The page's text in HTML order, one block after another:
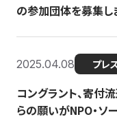
の参加団体を募集し
2025.04.08 プレ
コングラント、寄付
らの願いがNPO・ソ